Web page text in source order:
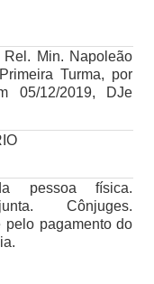
Rel. Min. Napoleão
Turma, por
05/12/2019, DJe
pessoa física.
Cônjuges.
pelo pagamento do